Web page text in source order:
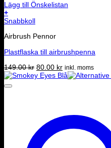
Lägg till Önskelistan
+
Snabbkoll
Airbrush Pennor
Plastflaska till airbrushpenna
149.00kr Det
ursprungliga
80.00 krDet
nuvarande
inkl. moms